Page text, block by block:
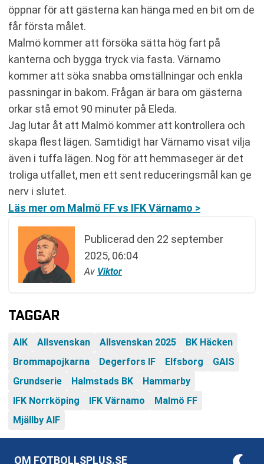
öppnar för att gästerna kan hänga med en bit om de
får första målet.
Malmö kommer att försöka sätta hög fart på
kanterna och bygga tryck via fasta. Värnamo
kommer att söka snabba omställningar och enkla
passningar in bakom. Frågan är bara om gästerna
orkar stå emot 90 minuter på Eleda.
Jag lutar åt att Malmö kommer att kontrollera och
skapa flest lägen. Samtidigt har Värnamo visat vilja
även i tuffa lägen. Nog för att hemmaseger är det
troliga utfallet, men ett sent reduceringsmål kan ge
nerv i slutet.
Läs mer om Malmö FF vs IFK Värnamo >
Publicerad den 22 september
2025, 06:04
Av Viktor
TAGGAR
AIK Allsvenskan Allsvenskan 2025
BK Häcken
Brommapojkarna
Degerfors IF Elfsborg
GAIS
Grundserie
Halmstads BK
Hammarby
IFK Norrköping
IFK Värnamo
Malmö FF
Mjällby AIF
OM FOTBOLLSPLUS.SE